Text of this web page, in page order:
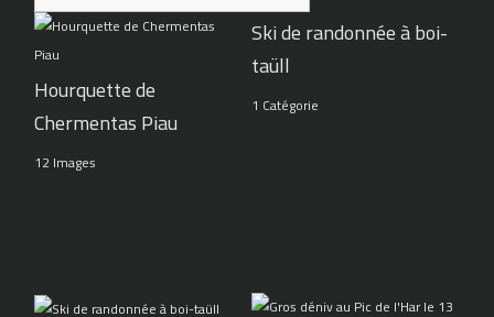
Hourquette de
Chermentas Piau
12 Images
Ski de randonnée à boi-
taüll
1 Catégorie